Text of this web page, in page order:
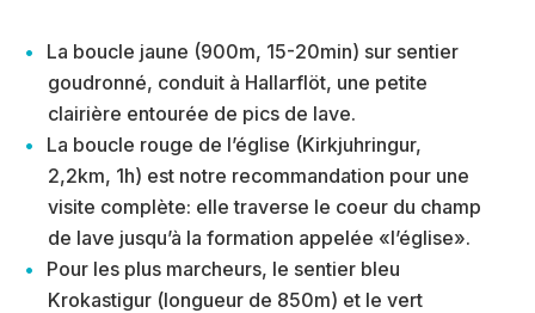
La boucle jaune (900m, 15-20min) sur sentier
goudronné, conduit à Hallarflöt, une petite
clairière entourée de pics de lave.
La boucle rouge de l’église (Kirkjuhringur,
2,2km, 1h) est notre recommandation pour une
visite complète: elle traverse le coeur du champ
de lave jusqu’à la formation appelée «l’église».
Pour les plus marcheurs, le sentier bleu
Krokastigur (longueur de 850m) et le vert